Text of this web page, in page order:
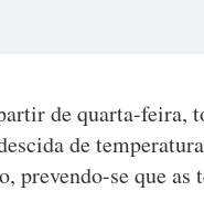
de quarta-feira,
de
prevendo-se que